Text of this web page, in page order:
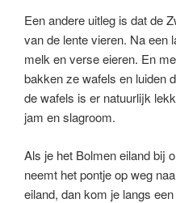
Een andere uitleg is dat de
van de lente vieren. Na een
melk en verse eieren. En
bakken ze wafels en luiden
de wafels is er natuurlijk
jam en slagroom.
Als je het Bolmen eiland bij
neemt het pontje op weg
eiland, dan kom je langs